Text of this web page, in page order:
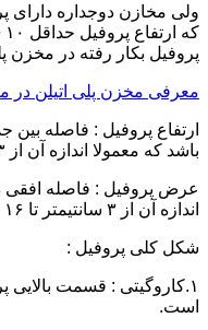
ولی مخازن دوجداره دارای
پروفیل بکار رفته در مخزن
معرفی مخزن پلی اتیلن در
ارتفاع پروفیل : فاصله
باشد که معمولا اندازه آن از ۳ سانتیمتر تا ۱۶ سانتیمتر است.
عرض پروفیل : فاصله افقی
اندازه آن از ۳ سانتیمتر تا ۱۶ سانتیمتر است.
شکل کلی پروفیل :
۱.کاروگیتی : قسمت
است.